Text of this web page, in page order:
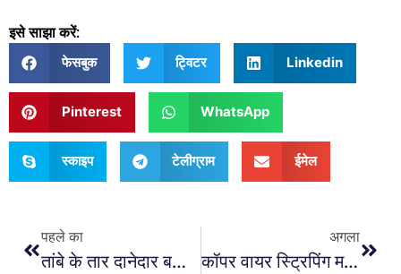
इसे साझा करें:
फेसबुक
ट्विटर Linkedin
Pinterest WhatsApp
स्काइप टेलीग्राम ईमेल
पहले का
तांबे के तार दानेदार बनाने की मशीन | स्क्रैप केबल तार रीसाइक्लिंग मशीन
अगला
कॉपर वायर स्ट्रिपिंग मशीन के संचालन के लिए सावधानियां